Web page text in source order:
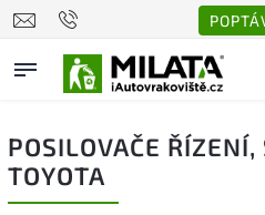
POSILOVAČE ŘÍZENÍ,
TOYOTA